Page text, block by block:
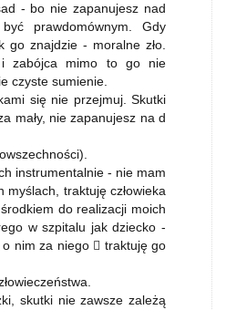
- bo nie zapanujesz nad
prawdomównym. Gdy
go znajdzie - moralne zło.
zabójca mimo to go nie
czyste sumienie.
się nie przejmuj. Skutki
mały, nie zapanujesz na d
instrumentalnie - nie mam
traktuję człowieka
do realizacji moich
w szpitalu jak dziecko -
nim za niego  traktuję go
skutki nie zawsze zależą